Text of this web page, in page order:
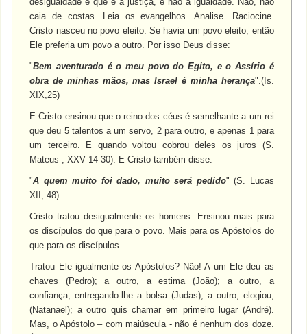
caia de costas. Leia os evangelhos. Analise. Raciocine.
Cristo nasceu no povo eleito. Se havia um povo eleito, então
Ele preferia um povo a outro. Por isso Deus disse:
"Bem aventurado é o meu povo do Egito, e o Assírio é
obra de minhas mãos, mas Israel é minha herança".(Is.
XIX,25)
E Cristo ensinou que o reino dos céus é semelhante a um rei
que deu 5 talentos a um servo, 2 para outro, e apenas 1 para
um terceiro. E quando voltou cobrou deles os juros (S.
Mateus , XXV 14-30). E Cristo também disse:
"A quem muito foi dado, muito será pedido" (S. Lucas
XII, 48).
Cristo tratou desigualmente os homens. Ensinou mais para
os discípulos do que para o povo. Mais para os Apóstolos do
que para os discípulos.
Tratou Ele igualmente os Apóstolos? Não! A um Ele deu as
chaves (Pedro); a outro, a estima (João); a outro, a
confiança, entregando-lhe a bolsa (Judas); a outro, elogiou,
(Natanael); a outro quis chamar em primeiro lugar (André).
Mas, o Apóstolo – com maiúscula - não é nenhum dos doze.